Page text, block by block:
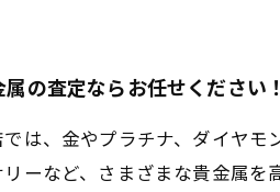
属の査定ならお任せください！
では、金やプラチナ、ダイヤ
リーなど、さまざまな貴金属を